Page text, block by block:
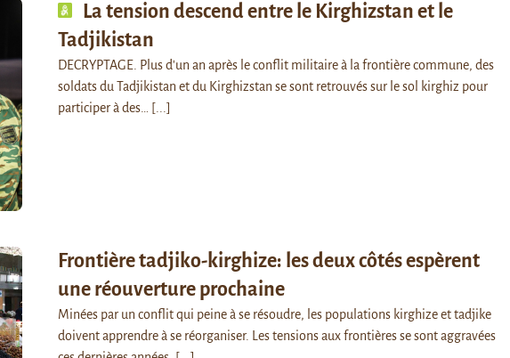
La tension descend entre le Kirghizstan et le
Tadjikistan
DECRYPTAGE. Plus d'un an après le conflit militaire à la frontière commune, des
soldats du Tadjikistan et du Kirghizstan se sont retrouvés sur le sol kirghiz pour
participer à des…
[...]
Frontière tadjiko-kirghize: les deux côtés espèrent
une réouverture prochaine
Minées par un conflit qui peine à se résoudre, les populations kirghize et tadjike
doivent apprendre à se réorganiser. Les tensions aux frontières se sont aggravées